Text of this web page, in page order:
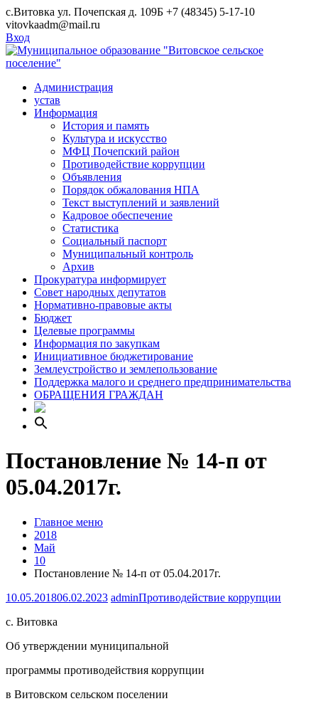
Skip
to
content
с.Витовка ул. Почепская д. 109Б +7 (48345) 5-17-10
vitovkaadm@mail.ru
Вход
Администрация
устав
Информация
История и память
Культура и искусство
МФЦ Почепский район
Противодействие коррупции
Объявления
Порядок обжалования НПА
Текст выступлений и заявлений
Кадровое обеспечение
Статистика
Социальный паспорт
Муниципальный контроль
Архив
Прокуратура информирует
Совет народных депутатов
Нормативно-правовые акты
Бюджет
Целевые программы
Информация по закупкам
Инициативное бюджетирование
Землеустройство и землепользование
Поддержка малого и среднего предпринимательства
ОБРАЩЕНИЯ ГРАЖДАН
Постановление № 14-п от
05.04.2017г.
Главное меню
2018
Май
10
Постановление № 14-п от 05.04.2017г.
10.05.201806.02.2023 adminПротиводействие коррупции
с. Витовка
Об утверждении муниципальной
программы противодействия коррупции
в Витовском сельском поселении